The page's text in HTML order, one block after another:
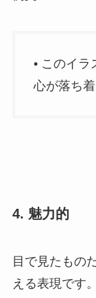
• このイラ
心が落ち着
4. 魅力的
目で見たもの
える表現です